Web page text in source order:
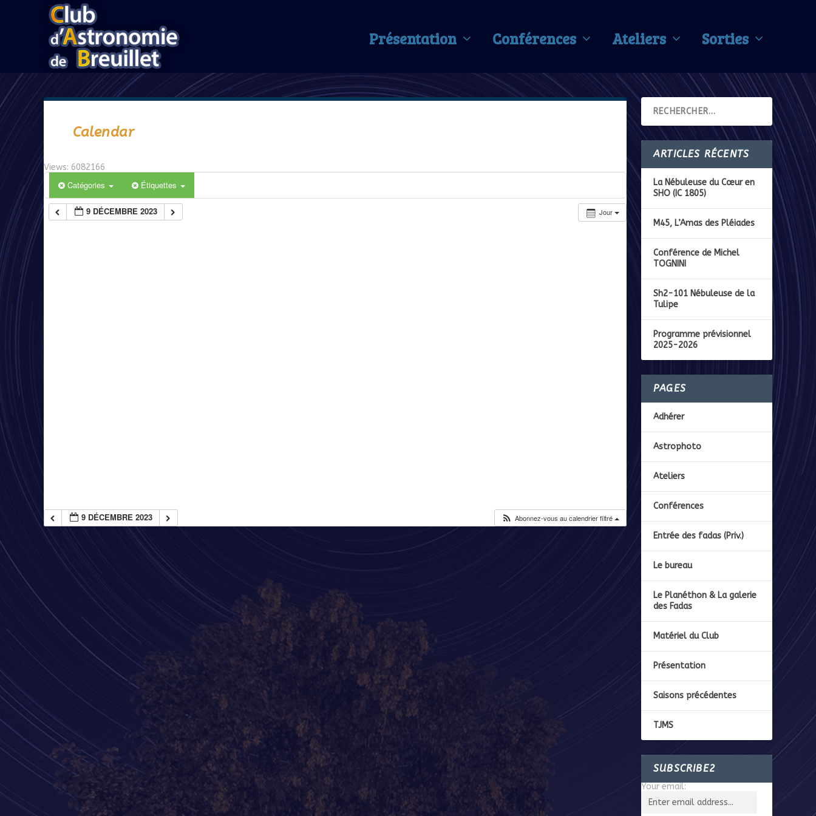
Présentation Conférences Ateliers Sorties
Calendar
Views: 6082166
Catégories Étiquettes
Jour
9 DÉCEMBRE 2023
9 DÉCEMBRE 2023 Abonnez-vous au calendrier filtré
ARTICLES RÉCENTS
La Nébuleuse du Cœur en
SHO (IC 1805)
M45, L’Amas des Pléiades
Conférence de Michel
TOGNINI
Sh2-101 Nébuleuse de la
Tulipe
Programme prévisionnel
2025-2026
PAGES
Adhérer
Astrophoto
Ateliers
Conférences
Entrée des fadas (Priv.)
Le bureau
Le Planéthon & La galerie
des Fadas
Matériel du Club
Présentation
Saisons précédentes
TJMS
SUBSCRIBE2
Your email: